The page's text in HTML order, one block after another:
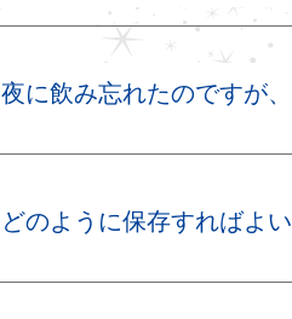
夜に飲み忘れたのですが
どのように保存すればよ